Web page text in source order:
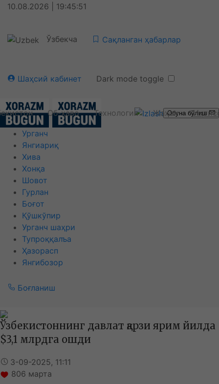
10.08.2026 | 19:45:52
Ўзбекча Сақланган ҳабарлар
Шаҳсий кабинет Dark mode toggle
Об-ҳаво Технология ЖаҳонОбуна бўлиш
Урганч
Янгиариқ
Хива
Хонқа
Шовот
Гурлан
Боғот
Қўшкўпир
Урганч шаҳри
Тупроққалъа
Ҳазорасп
Янгибозор
Боғланиш
Ўзбекистоннинг давлат қарзи ярим йилда
$3,1 млрдга ошди
3-09-2025, 11:11
806 марта